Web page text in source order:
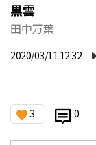
黒雲
田中万葉
2020/03/11 12:32
3 0